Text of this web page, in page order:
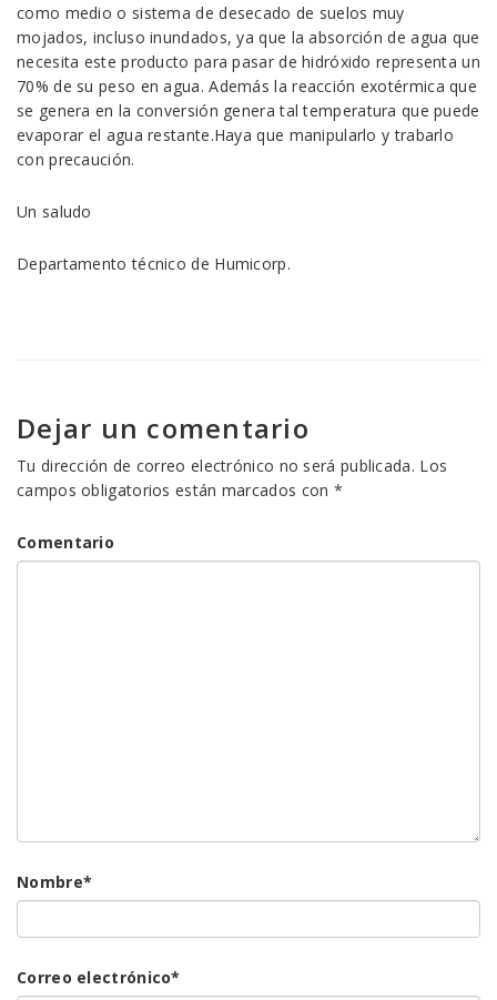
como medio o sistema de desecado de suelos muy
mojados, incluso inundados, ya que la absorción de agua que
necesita este producto para pasar de hidróxido representa un
70% de su peso en agua. Además la reacción exotérmica que
se genera en la conversión genera tal temperatura que puede
evaporar el agua restante.Haya que manipularlo y trabarlo
con precaución.
Un saludo
Departamento técnico de Humicorp.
Dejar un comentario
Tu dirección de correo electrónico no será publicada. Los
campos obligatorios están marcados con *
Comentario
Nombre*
Correo electrónico*